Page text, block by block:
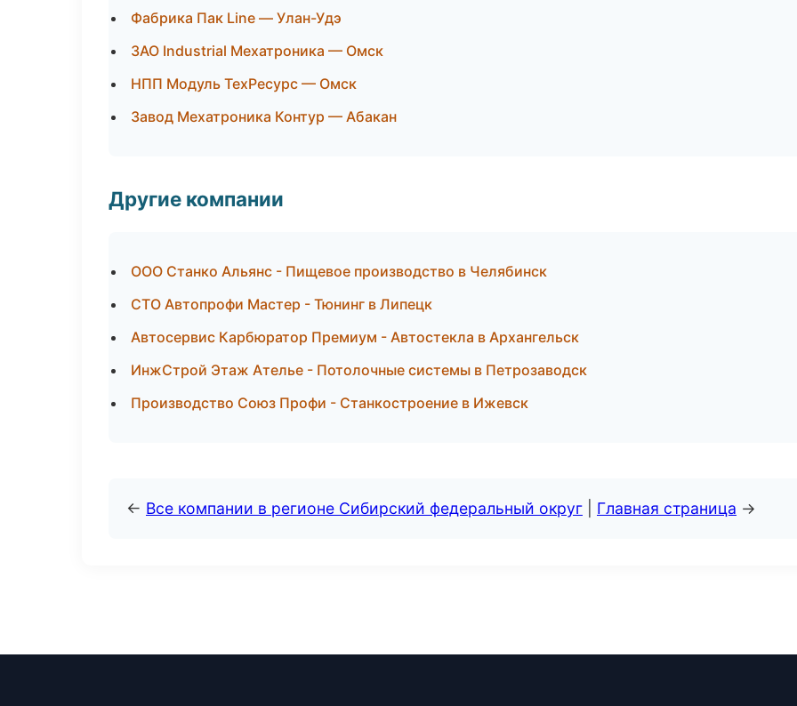
Фабрика Пак Line — Улан-Удэ
ЗАО Industrial Мехатроника — Омск
НПП Модуль ТехРесурс — Омск
Завод Мехатроника Контур — Абакан
Другие компании
ООО Станко Альянс - Пищевое производство в Челябинск
СТО Автопрофи Мастер - Тюнинг в Липецк
Автосервис Карбюратор Премиум - Автостекла в Архангельск
ИнжСтрой Этаж Ателье - Потолочные системы в Петрозаводск
Производство Союз Профи - Станкостроение в Ижевск
← Все компании в регионе Сибирский федеральный округ Главная страница →